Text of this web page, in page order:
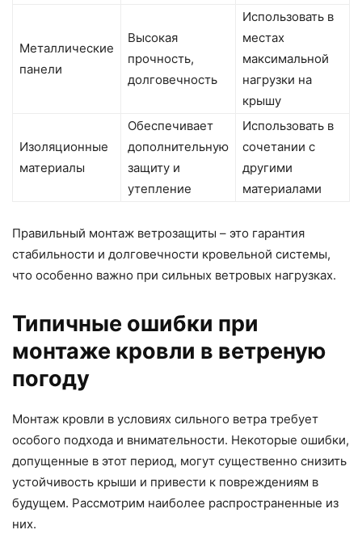
Металлические
панели
Высокая
прочность,
долговечность
Использовать в
местах
максимальной
нагрузки на
крышу
Изоляционные
материалы
Обеспечивает
дополнительную
защиту и
утепление
Использовать в
сочетании с
другими
материалами
Правильный монтаж ветрозащиты – это гарантия
стабильности и долговечности кровельной системы,
что особенно важно при сильных ветровых нагрузках.
Типичные ошибки при
монтаже кровли в ветреную
погоду
Монтаж кровли в условиях сильного ветра требует
особого подхода и внимательности. Некоторые ошибки,
допущенные в этот период, могут существенно снизить
устойчивость крыши и привести к повреждениям в
будущем. Рассмотрим наиболее распространенные из
них.